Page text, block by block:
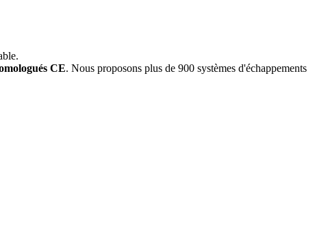
CE. Nous proposons plus de 900 systèmes d'échappements